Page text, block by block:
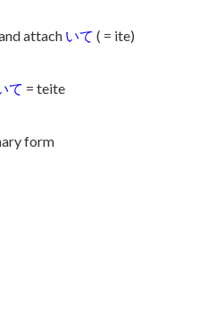
attach いて ( = ite)
て = teite
form